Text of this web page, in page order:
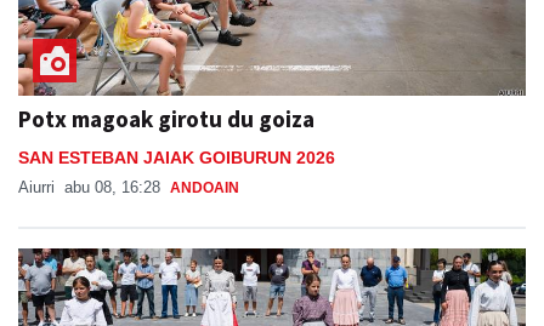
Potx magoak girotu du goiza
SAN ESTEBAN JAIAK GOIBURUN 2026
Aiurri abu 08, 16:28 ANDOAIN